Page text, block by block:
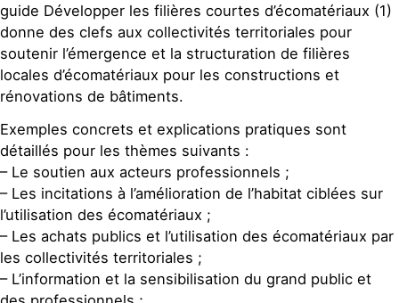
guide Développer les filières courtes d’écomatériaux (1)
donne des clefs aux collectivités territoriales pour
soutenir l’émergence et la structuration de filières
locales d’écomatériaux pour les constructions et
rénovations de bâtiments.
Exemples concrets et explications pratiques sont
détaillés pour les thèmes suivants :
– Le soutien aux acteurs professionnels ;
– Les incitations à l’amélioration de l’habitat ciblées sur
l’utilisation des écomatériaux ;
– Les achats publics et l’utilisation des écomatériaux par
les collectivités territoriales ;
– L’information et la sensibilisation du grand public et